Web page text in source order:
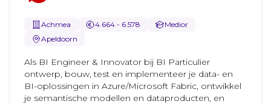
Achmea 4.664 - 6.578
Medior
Apeldoorn
Als BI Engineer & Innovator bij BI Particulier
ontwerp, bouw, test en implementeer je data- en
BI-oplossingen in Azure/Microsoft Fabric, ontwikkel
je semantische modellen en dataproducten, en